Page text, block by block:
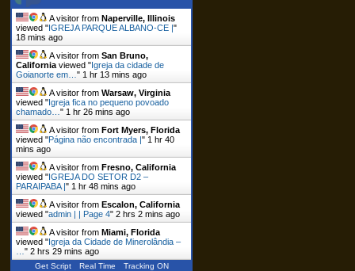
A visitor fromNaperville, Illinois
viewed "IGREJA PARQUE ALBANO-CE |"
18 mins ago
A visitor fromSan Bruno,
California viewed "Igreja da cidade de
Goianorte em…" 1 hr 13 mins ago
A visitor fromWarsaw, Virginia
viewed "Igreja fica no pequeno povoado
chamado…" 1 hr 26 mins ago
A visitor fromFort Myers, Florida
viewed "Página não encontrada |" 1 hr 40
mins ago
A visitor fromFresno, California
viewed "IGREJA DO SETOR D2 –
PARAIPABA |" 1 hr 48 mins ago
A visitor fromEscalon, California
viewed "admin | | Page 4"2 hrs 2 mins ago
A visitor fromMiami, Florida
viewed "Igreja da Cidade de Minerolândia –
…"2 hrs 29 mins ago
Get Script Real Time Tracking ON